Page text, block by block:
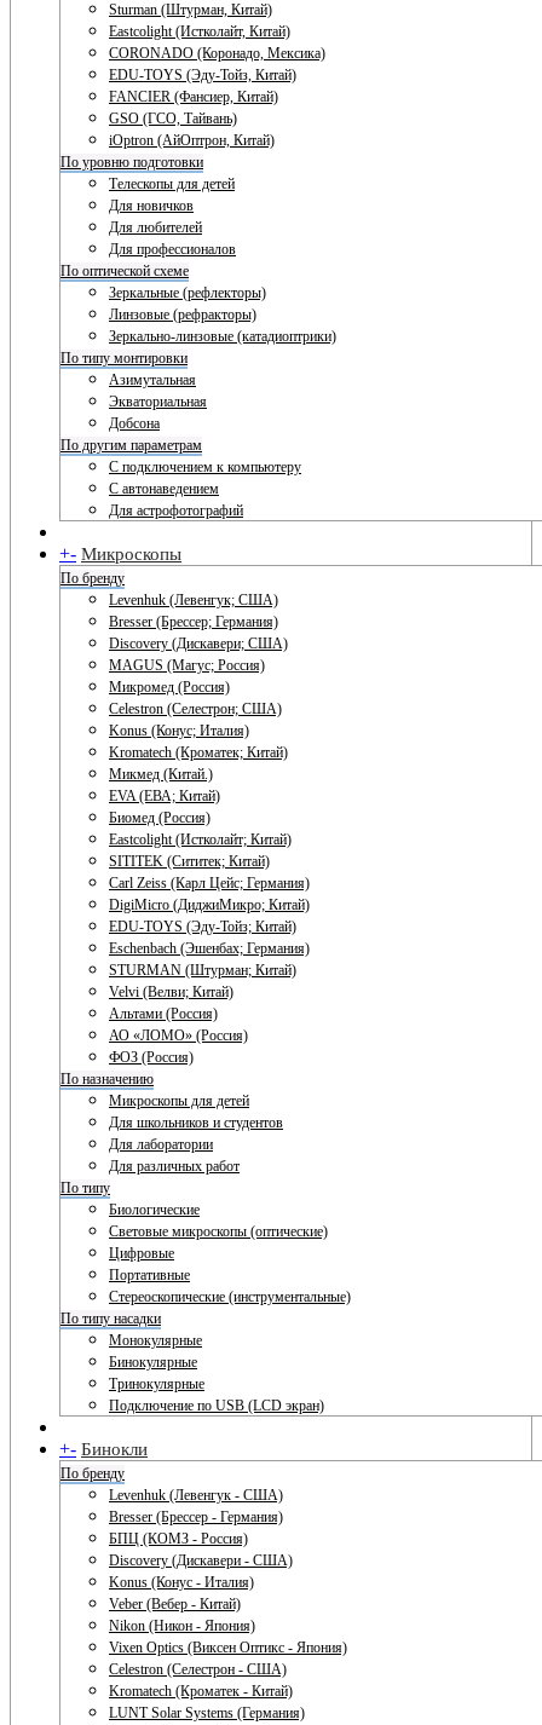
Sturman (Штурман, Китай)
Eastcolight (Истколайт, Китай)
CORONADO (Коронадо, Мексика)
EDU-TOYS (Эду-Тойз, Китай)
FANCIER (Фансиер, Китай)
GSO (ГСО, Тайвань)
iOptron (АйОптрон, Китай)
По уровню подготовки
Телескопы для детей
Для новичков
Для любителей
Для профессионалов
По оптической схеме
Зеркальные (рефлекторы)
Линзовые (рефракторы)
Зеркально-линзовые (катадиоптрики)
По типу монтировки
Азимутальная
Экваториальная
Добсона
По другим параметрам
С подключением к компьютеру
С автонаведением
Для астрофотографий
+- Микроскопы
По бренду
Levenhuk (Левенгук; США)
Bresser (Брессер; Германия)
Discovery (Дискавери; США)
MAGUS (Магус; Россия)
Микромед (Россия)
Celestron (Селестрон; США)
Konus (Конус; Италия)
Kromatech (Кроматек; Китай)
Микмед (Китай.)
EVA (ЕВА; Китай)
Биомед (Россия)
Eastcolight (Истколайт; Китай)
SITITEK (Сититек; Китай)
Carl Zeiss (Карл Цейс; Германия)
DigiMicro (ДиджиМикро; Китай)
EDU-TOYS (Эду-Тойз; Китай)
Eschenbach (Эшенбах; Германия)
STURMAN (Штурман; Китай)
Velvi (Велви; Китай)
Альтами (Россия)
АО «ЛОМО» (Россия)
ФОЗ (Россия)
По назначению
Микроскопы для детей
Для школьников и студентов
Для лаборатории
Для различных работ
По типу
Биологические
Световые микроскопы (оптические)
Цифровые
Портативные
Стереоскопические (инструментальные)
По типу насадки
Монокулярные
Бинокулярные
Тринокулярные
Подключение по USB (LCD экран)
+- Бинокли
По бренду
Levenhuk (Левенгук - США)
Bresser (Брессер - Германия)
БПЦ (КОМЗ - Россия)
Discovery (Дискавери - США)
Konus (Конус - Италия)
Veber (Вебер - Китай)
Nikon (Никон - Япония)
Vixen Optics (Виксен Оптикс - Япония)
Celestron (Селестрон - США)
Kromatech (Кроматек - Китай)
LUNT Solar Systems (Германия)